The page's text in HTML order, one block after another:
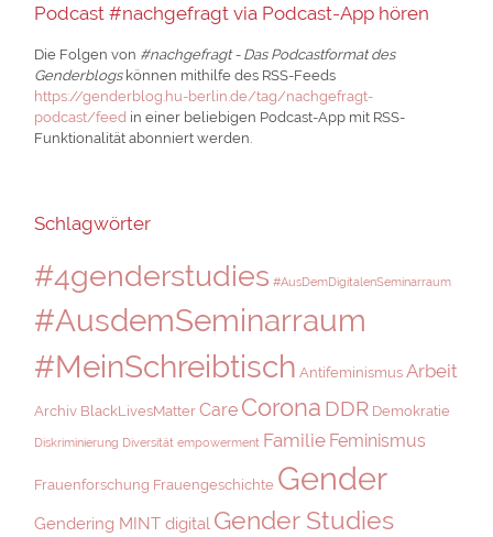
Podcast #nachgefragt via Podcast-App hören
Die Folgen von #nachgefragt - Das Podcastformat des
Genderblogskönnen mithilfe des RSS-Feeds
https://genderblog.hu-berlin.de/tag/nachgefragt-
podcast/feed in einer beliebigen Podcast-App mit RSS-
Funktionalität abonniert werden.
Schlagwörter
#4genderstudies #AusDemDigitalenSeminarraum
#AusdemSeminarraum
#MeinSchreibtisch Antifeminismus Arbeit
Archiv BlackLivesMatter Care Corona DDR Demokratie
Diskriminierung Diversität empowerment Familie Feminismus
Frauenforschung Frauengeschichte Gender
Gendering MINT digital Gender Studies